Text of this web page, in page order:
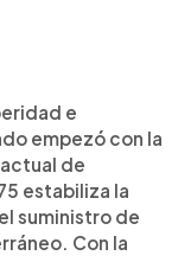
e
empezó con la
de
estabiliza la
suministro de
Con la